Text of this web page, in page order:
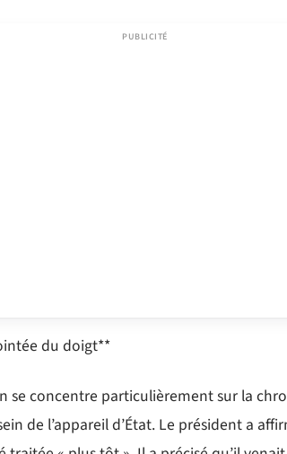
du doigt**
se concentre particulièrement sur la
de l’appareil d’État. Le président a